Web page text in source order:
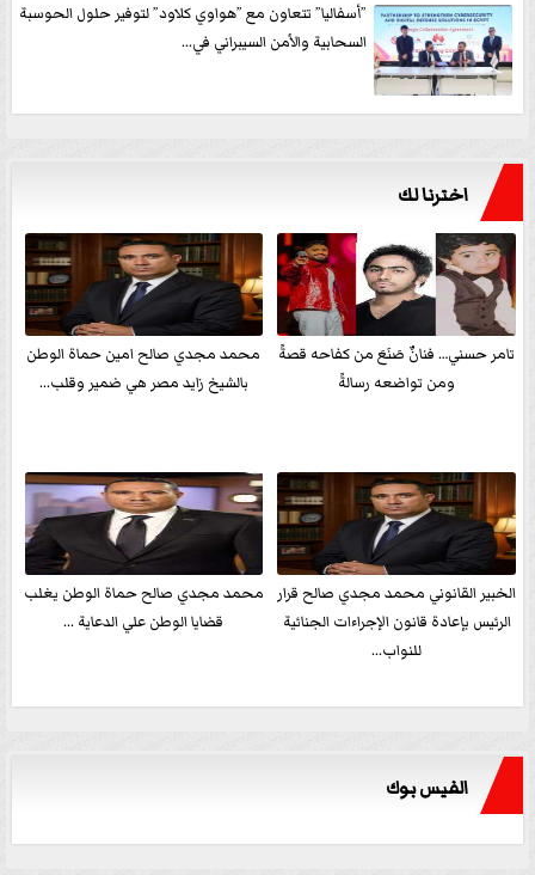
”أسفاليا” تتعاون مع ”هواوي كلاود” لتوفير حلول الحوسبة
السحابية والأمن السيبراني في...
اخترنا لك
تامر حسني… فنانٌ صَنَعَ من كفاحه قصةً
ومن تواضعه رسالةً
محمد مجدي صالح امين حماة الوطن
بالشيخ زايد مصر هي ضمير وقلب...
الخبير القانوني محمد مجدي صالح قرار
الرئيس بإعادة قانون الإجراءات الجنائية
للنواب...
محمد مجدي صالح حماة الوطن يغلب
قضايا الوطن علي الدعاية ...
الفيس بوك